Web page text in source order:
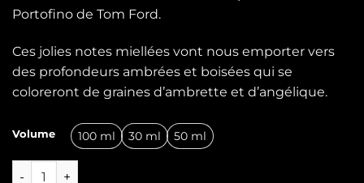
Portofino de Tom Ford.
Ces jolies notes miellées vont nous emporter vers
des profondeurs ambrées et boisées qui se
coloreront de graines d’ambrette et d’angélique.
Volume 100 ml 30 ml 50 ml
quantité de PORTOFINO